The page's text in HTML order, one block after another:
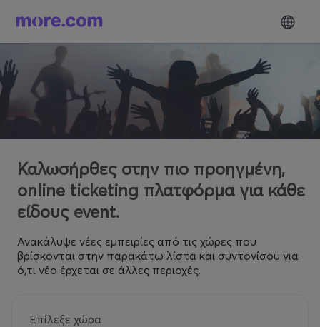
Καλωσήρθες στην πιο προηγμένη,
online ticketing πλατφόρμα για κάθε
είδους event.
Ανακάλυψε νέες εμπειρίες από τις χώρες που
βρίσκονται στην παρακάτω λίστα και συντονίσου για
ό,τι νέο έρχεται σε άλλες περιοχές.
Επίλεξε χώρα